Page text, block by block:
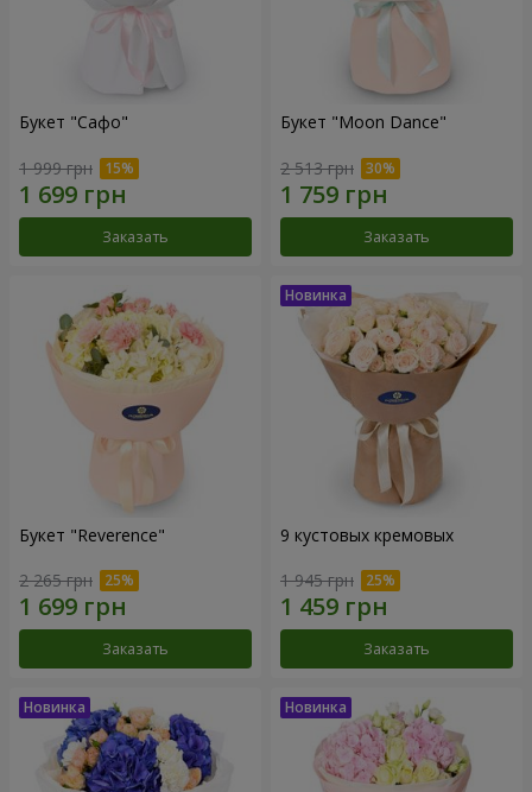
Букет "Сафо"
1 999 грн
Заказать
Букет "Moon Dance"
2 513 грн
Заказать
Букет "Reverence"
2 265 грн
Заказать
9 кустовых кремовых
1 945 грн
Заказать